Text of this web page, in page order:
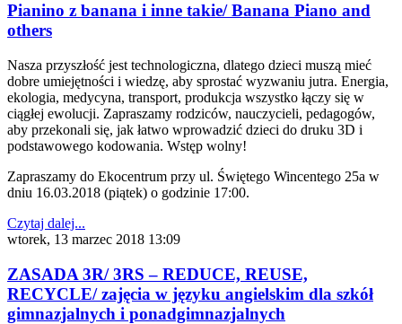
Pianino z banana i inne takie/ Banana Piano and
others
Nasza przyszłość jest technologiczna, dlatego dzieci muszą mieć
dobre umiejętności i wiedzę, aby sprostać wyzwaniu jutra. Energia,
ekologia, medycyna, transport, produkcja wszystko łączy się w
ciągłej ewolucji. Zapraszamy rodziców, nauczycieli, pedagogów,
aby przekonali się, jak łatwo wprowadzić dzieci do druku 3D i
podstawowego kodowania. Wstęp wolny!
Zapraszamy do Ekocentrum przy ul. Świętego Wincentego 25a w
dniu 16.03.2018 (piątek) o godzinie 17:00.
Czytaj dalej...
wtorek, 13 marzec 2018 13:09
ZASADA 3R/ 3RS – REDUCE, REUSE,
RECYCLE/ zajęcia w języku angielskim dla szkół
gimnazjalnych i ponadgimnazjalnych